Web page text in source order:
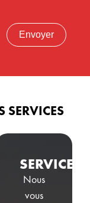
Envoyer
SERVICES
SERVICES
Nous
vous